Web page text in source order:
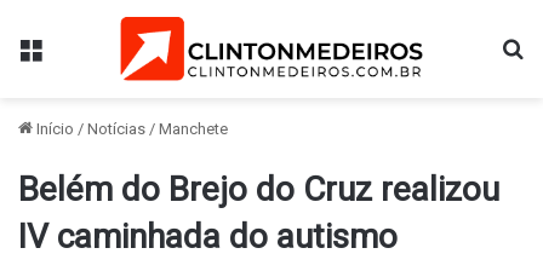
Menu
Início / Notícias / Manchete
Belém do Brejo do Cruz realizou
IV caminhada do autismo